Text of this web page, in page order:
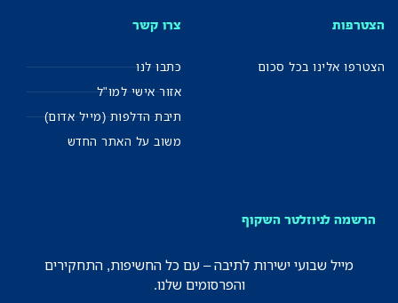
הצטרפות
הצטרפו אלינו בכל סכום
צרו קשר
כתבו לנו
אזור אישי למו"ל
תיבת הדלפות (מייל אדום)
משוב על האתר החדש
הרשמה לניוזלטר השקוף
מייל שבועי ישירות לתיבה – עם כל החשיפות, התחקירים
והפרסומים שלנו.